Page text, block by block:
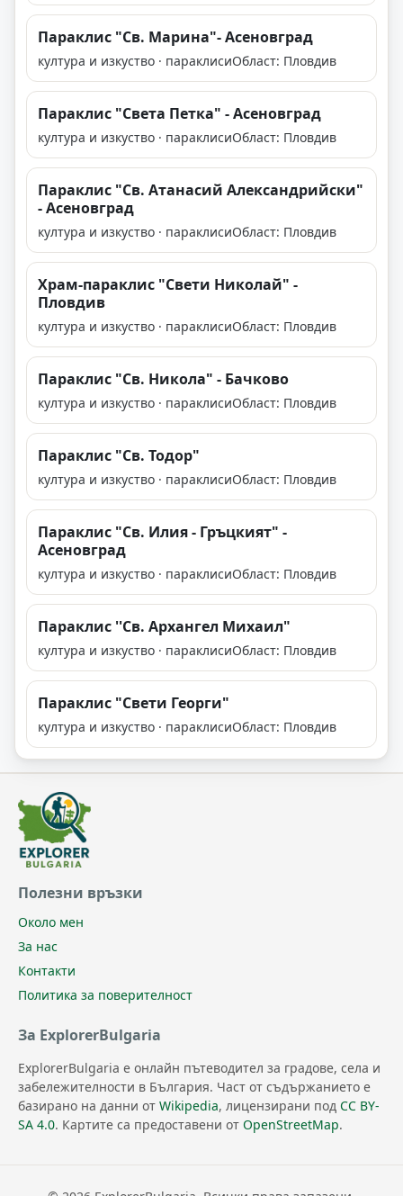
Параклис "Св. Марина"- Асеновград
култура и изкуство · параклисиОбласт: Пловдив
Параклис "Света Петка" - Асеновград
култура и изкуство · параклисиОбласт: Пловдив
Параклис "Св. Атанасий Александрийски"
- Асеновград
култура и изкуство · параклисиОбласт: Пловдив
Храм-параклис "Свети Николай" -
Пловдив
култура и изкуство · параклисиОбласт: Пловдив
Параклис "Св. Никола" - Бачково
култура и изкуство · параклисиОбласт: Пловдив
Параклис "Св. Тодор"
култура и изкуство · параклисиОбласт: Пловдив
Параклис "Св. Илия - Гръцкият" -
Асеновград
култура и изкуство · параклисиОбласт: Пловдив
Параклис ''Св. Архангел Михаил"
култура и изкуство · параклисиОбласт: Пловдив
Параклис "Свети Георги"
култура и изкуство · параклисиОбласт: Пловдив
Полезни връзки
Около мен
За нас
Контакти
Политика за поверителност
За ExplorerBulgaria
ExplorerBulgaria е онлайн пътеводител за градове, села и
забележителности в България. Част от съдържанието е
базирано на данни от Wikipedia, лицензирани под CC BY-
SA 4.0. Картите са предоставени от OpenStreetMap.